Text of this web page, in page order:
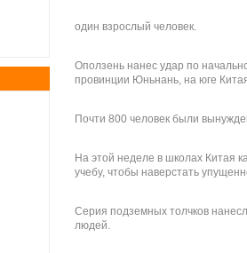
один взрослый человек.
Оползень нанес удар по
провинции Юньнань, на юге
Почти 800 человек были
На этой неделе в школах Китая
учебу, чтобы наверстать
Серия подземных толчков
людей.